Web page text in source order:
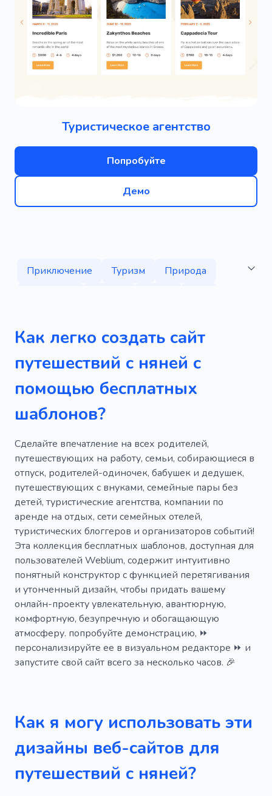
Туристическое агентство
Попробуйте
Демо
Приключение Туризм
Природа
Способ
Страна
Выезд за границу
Экскурсия
Инстатрип
Передача
Видеоблоги о путешествиях
Водный тур
Погода
Туроператор
Город
Точка доступа
Танзания
Гонка
Дайвинг-тур
Дайвинг
Полет
Узлы Шаттл
Воды
YouTube
Поезд
Путешествие
Кения
Парапланеризм
Пляжи
Чемоданы
Вселенная
Норвегия
Пейзажи
Достопримечательности
Атмосфера
Набережная
Сафари
Удочка
Перемещение
Пассажиры
Фототур
Корабль
Затонувший паром
Средства
Деятельность
Удобства
Сокровище
Индейка
Воздушный шар
Фото мест
Как легко создать сайт
путешествий с няней с
помощью бесплатных
шаблонов?
Сделайте впечатление на всех родителей,
путешествующих на работу, семьи, собирающиеся в
отпуск, родителей-одиночек, бабушек и дедушек,
путешествующих с внуками, семейные пары без
детей, туристические агентства, компании по
аренде на отдых, сети семейных отелей,
туристических блоггеров и организаторов событий!
Эта коллекция бесплатных шаблонов, доступная для
пользователей Weblium, содержит интуитивно
понятный конструктор с функцией перетягивания
и утонченный дизайн, чтобы придать вашему
онлайн-проекту увлекательную, авантюрную,
комфортную, безупречную и обогащающую
атмосферу. попробуйте демонстрацию, ⏩
персонализируйте ее в визуальном редакторе ⏩ и
запустите свой сайт всего за несколько часов. 🎉
Как я могу использовать эти
дизайны веб-сайтов для
путешествий с няней?